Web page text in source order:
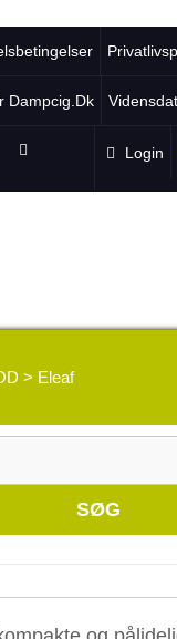
Dampcig.dk
Login
> Eleaf
SØG